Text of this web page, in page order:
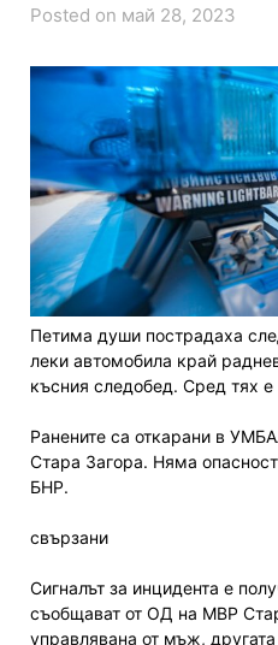
Posted on май 28, 2023
Петима души пострадаха
леки автомобила край
късния следобед. Сред тях
Ранените са откарани в
Стара Загора. Няма
БНР.
свързани
Сигналът за инцидента е
съобщават от ОД на МВР
управлявана от мъж,